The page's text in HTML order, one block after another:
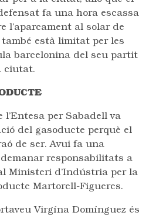
fa una hora escassa
l’aparcament al solar de
també està limitat per les
barcelonina del seu partit
ciutat.
l’Entesa per Sabadell va
del gasoducte perquè el
de ser. Avui fa una
responsabilitats a
Ministeri d’Indústria per la
Martorell-Figueres.
Virgína Domínguez és